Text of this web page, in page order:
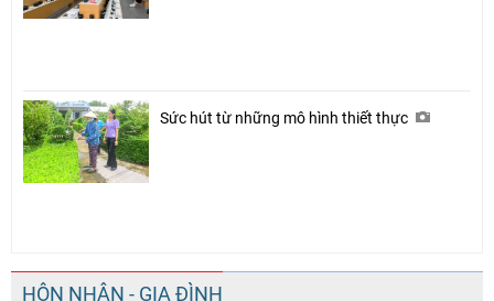
Sức hút từ những mô hình thiết thực
HÔN NHÂN - GIA ĐÌNH